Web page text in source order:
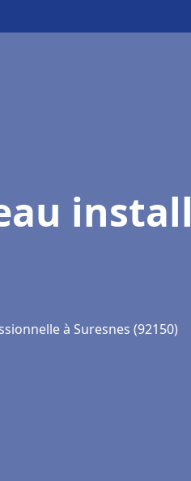
à Suresnes (92150)